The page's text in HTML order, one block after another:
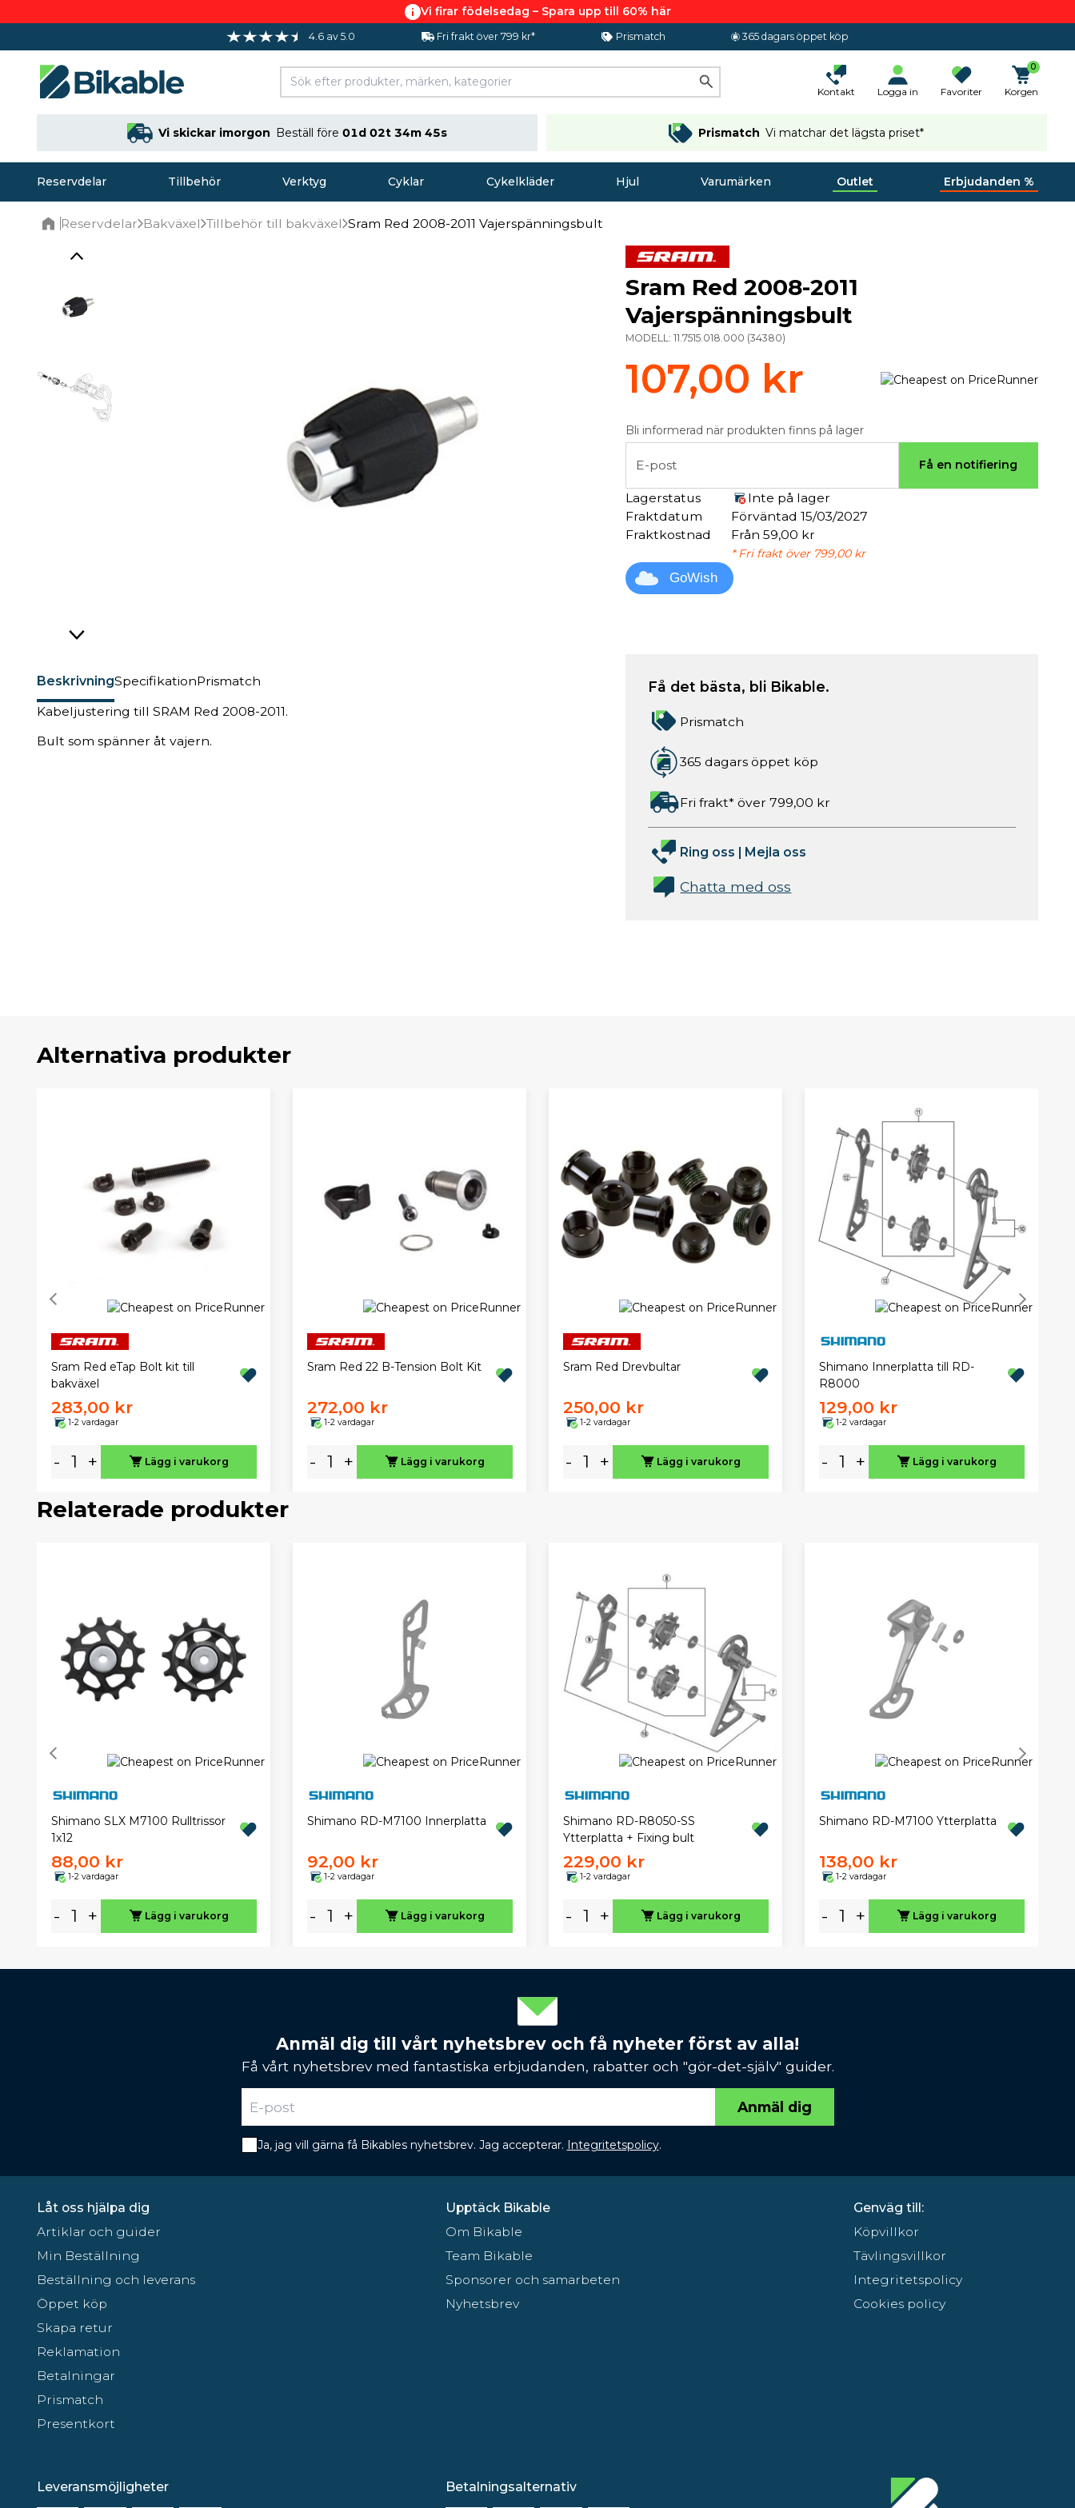
Vi firar födelsedag – Spara upp till 60% här
4.6 av 5.0 Fri frakt över 799 kr* Prismatch 365 dagars öppet köp
Kontakt Logga in Favoriter
0
Korgen
Vi skickar imorgon Beställ före01d 02t 34m 44s Prismatch Vi matchar det lägsta priset*
Reservdelar Tillbehör Verktyg Cyklar Cykelkläder Hjul Varumärken Outlet Erbjudanden %
Reservdelar Bakväxel Tillbehör till bakväxel Sram Red 2008-2011 Vajerspänningsbult
BeskrivningSpecifikationPrismatch
Kabeljustering till SRAM Red 2008-2011.
Bult som spänner åt vajern.
Sram Red 2008-2011
Vajerspänningsbult
MODELL:11.7515.018.000 (34380)
107,00 kr
Bli informerad när produkten finns på lager
E-post Få en notifiering
Lagerstatus
Inte på lager
Fraktdatum
Förväntad 15/03/2027
Fraktkostnad
Från 59,00 kr
* Fri frakt över 799,00 kr
GoWish
Få det bästa, bli Bikable.
Prismatch
365 dagars öppet köp
Fri frakt* över 799,00 kr
Ring oss | Mejla oss
Chatta med oss
Alternativa produkter
Sram Red eTap Bolt kit till
bakväxel
283,00 kr
1-2 vardagar
- + Lägg i varukorg
Sram Red 22 B-Tension Bolt Kit
272,00 kr
1-2 vardagar
- + Lägg i varukorg
Sram Red Drevbultar
250,00 kr
1-2 vardagar
- + Lägg i varukorg
Shimano Innerplatta till RD-
R8000
129,00 kr
1-2 vardagar
- + Lägg i varukorg
Relaterade produkter
Shimano SLX M7100 Rulltrissor
1x12
88,00 kr
1-2 vardagar
- + Lägg i varukorg
Shimano RD-M7100 Innerplatta
92,00 kr
1-2 vardagar
- + Lägg i varukorg
Shimano RD-R8050-SS
Ytterplatta + Fixing bult
229,00 kr
1-2 vardagar
- + Lägg i varukorg
Shimano RD-M7100 Ytterplatta
138,00 kr
1-2 vardagar
- + Lägg i varukorg
Anmäl dig till vårt nyhetsbrev och få nyheter först av alla!
Få vårt nyhetsbrev med fantastiska erbjudanden, rabatter och "gör-det-själv" guider.
Anmäl dig
Ja, jag vill gärna få Bikables nyhetsbrev. Jag accepterar. Integritetspolicy.
Låt oss hjälpa dig
Artiklar och guider
Min Beställning
Beställning och leverans
Öppet köp
Skapa retur
Reklamation
Betalningar
Prismatch
Presentkort
Upptäck Bikable
Om Bikable
Team Bikable
Sponsorer och samarbeten
Nyhetsbrev
Genväg till:
Köpvillkor
Tävlingsvillkor
Integritetspolicy
Cookies policy
Leveransmöjligheter Betalningsalternativ